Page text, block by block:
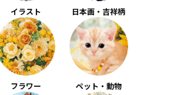
イラスト 日本画・吉祥柄
フラワー ペット・動物